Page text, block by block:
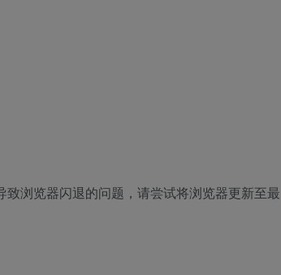
浏览器闪退的问题，请尝试将浏览器更新至最